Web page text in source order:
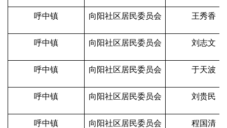
呼中镇 向阳社区居民委员会 王秀香
呼中镇 向阳社区居民委员会 刘志文
呼中镇 向阳社区居民委员会 于天波
呼中镇 向阳社区居民委员会 刘贵民
呼中镇 向阳社区居民委员会 程国清